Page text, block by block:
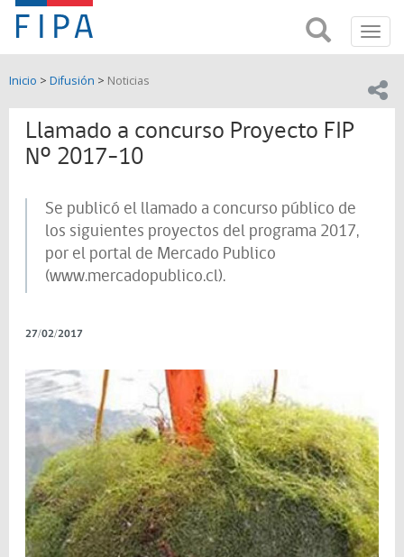
Fondo
de
Investigación
Pesquera
y
Acuicultura
(FIPA)-
SUBPESCA
FIPA;
Fondo
Investigación
pesquera
de
Acuicultira
Inicio > Difusión > Noticias
Llamado a concurso Proyecto FIP
Nº 2017-10
Se publicó el llamado a concurso público de
los siguientes proyectos del programa 2017,
por el portal de Mercado Publico
(www.mercadopublico.cl).
27/02/2017